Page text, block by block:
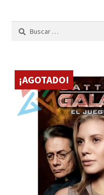
Envíos
AKATAKA BOOKS
Mi cuenta
¡AGOTADO!
Buscar: